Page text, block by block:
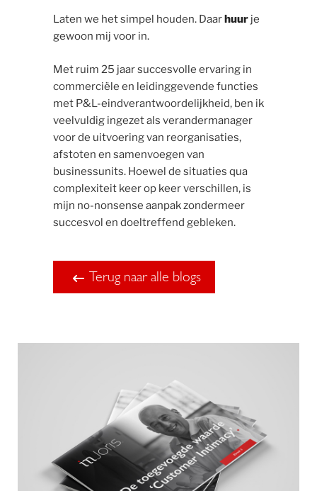
Laten we het simpel houden. Daar huur je
gewoon mij voor in.
Met ruim 25 jaar succesvolle ervaring in
commerciële en leidinggevende functies
met P&L-eindverantwoordelijkheid, ben ik
veelvuldig ingezet als verandermanager
voor de uitvoering van reorganisaties,
afstoten en samenvoegen van
businessunits. Hoewel de situaties qua
complexiteit keer op keer verschillen, is
mijn no-nonsense aanpak zondermeer
succesvol en doeltreffend gebleken.
Terug naar alle blogs